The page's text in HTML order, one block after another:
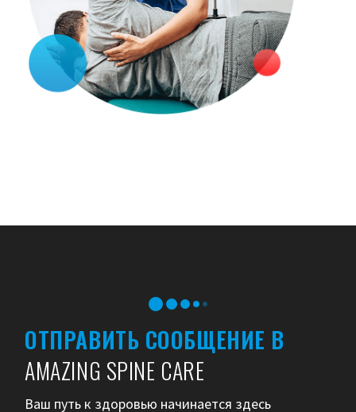
ОТПРАВИТЬ СООБЩЕНИЕ В
AMAZING SPINE CARE
Ваш путь к здоровью начинается здесь